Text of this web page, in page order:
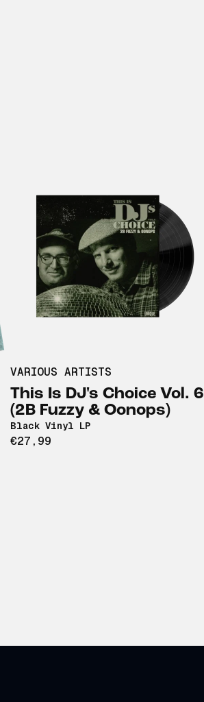
VARIOUS ARTISTS
This Is DJ's Choice Vol. 6
(2B Fuzzy & Oonops)
Black Vinyl LP
€27,99